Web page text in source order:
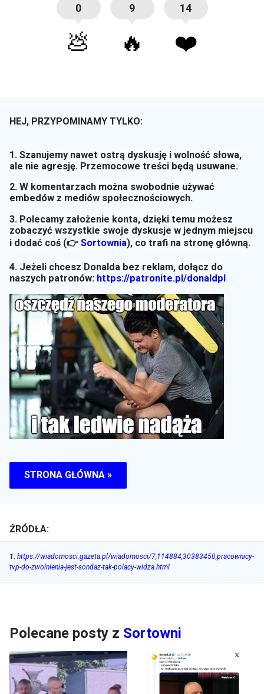
0
💩
9
🔥
14
❤️
HEJ, PRZYPOMINAMY TYLKO:
1. Szanujemy nawet ostrą dyskusję i wolność słowa,
ale nie agresję. Przemocowe treści będą usuwane.
2. W komentarzach można swobodnie używać
embedów z mediów społecznościowych.
3. Polecamy założenie konta, dzięki temu możesz
zobaczyć wszystkie swoje dyskusje w jednym miejscu
i dodać coś (👉 Sortownia), co trafi na stronę główną.
4. Jeżeli chcesz Donalda bez reklam, dołącz do
naszych patronów: https://patronite.pl/donaldpl
STRONA GŁÓWNA »
ŹRÓDŁA:
1. https://wiadomosci.gazeta.pl/wiadomosci/7,114884,30383450,pracownicy-
tvp-do-zwolnienia-jest-sondaz-tak-polacy-widza.html
Polecane posty z Sortowni